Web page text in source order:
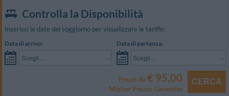
Controlla la Disponibilità
Inserisci le date del soggiorno per visualizzare le tariffe:
Data di arrivo:
Scegli...
Data di partenza:
Scegli...
Prezzi da € 95,00
Miglior Prezzo Garantito
CERCA